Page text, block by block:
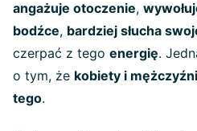
angażuje otoczenie,
bodźce, bardziej słucha
czerpać z tego energię.
o tym, że kobiety i
tego.